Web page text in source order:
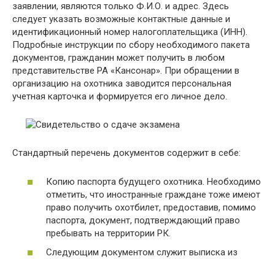
заявлении, являются только Ф.И.О. и адрес. Здесь
следует указать возможные контактные данные и
идентификационный номер налогоплательщика (ИНН).
Подробные инструкции по сбору необходимого пакета
документов, гражданин может получить в любом
представительстве РА «Кансонар». При обращении в
организацию на охотника заводится персональная
учетная карточка и формируется его личное дело.
Стандартный перечень документов содержит в себе:
Копию паспорта будущего охотника. Необходимо
отметить, что иностранные граждане тоже имеют
право получить охотбилет, предоставив, помимо
паспорта, документ, подтверждающий право
пребывать на территории РК.
Следующим документом служит выписка из